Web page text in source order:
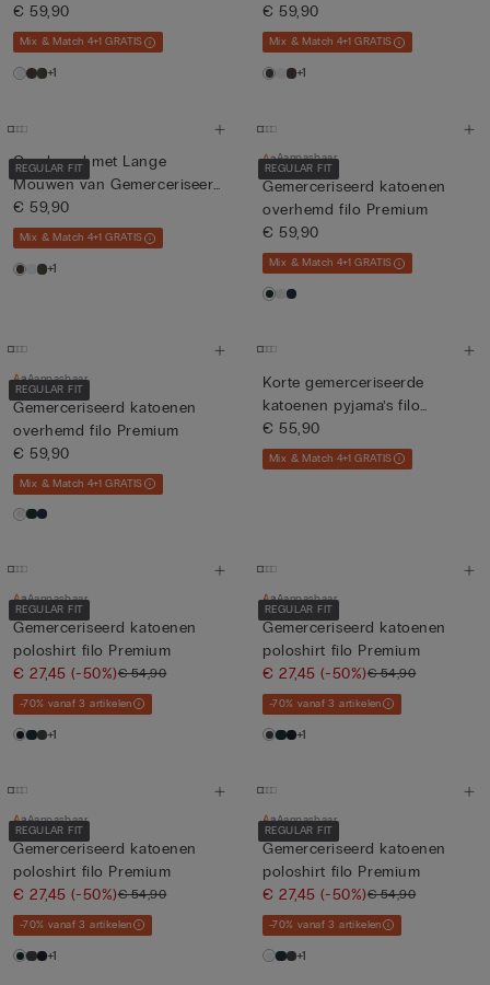
Katoe...
€ 59,90
Mix & Match 4+1 GRATIS
+1
Katoe...
€ 59,90
Mix & Match 4+1 GRATIS
+1
REGULAR FIT
Overhemd met Lange
Mouwen van Gemerceriseerd
Katoe...
€ 59,90
Mix & Match 4+1 GRATIS
+1
REGULAR FIT
Aanpasbaar
Gemerceriseerd katoenen
overhemd filo Premium
€ 59,90
Mix & Match 4+1 GRATIS
REGULAR FIT
Aanpasbaar
Gemerceriseerd katoenen
overhemd filo Premium
€ 59,90
Mix & Match 4+1 GRATIS
Korte gemerceriseerde
katoenen pyjama’s filo
Premi...
€ 55,90
Mix & Match 4+1 GRATIS
REGULAR FIT
Aanpasbaar
Gemerceriseerd katoenen
poloshirt filo Premium
€ 27,45(-50%)€ 54,90
-70% vanaf 3 artikelen
+1
REGULAR FIT
Aanpasbaar
Gemerceriseerd katoenen
poloshirt filo Premium
€ 27,45(-50%)€ 54,90
-70% vanaf 3 artikelen
+1
REGULAR FIT
Aanpasbaar
Gemerceriseerd katoenen
poloshirt filo Premium
€ 27,45(-50%)€ 54,90
-70% vanaf 3 artikelen
+1
REGULAR FIT
Aanpasbaar
Gemerceriseerd katoenen
poloshirt filo Premium
€ 27,45(-50%)€ 54,90
-70% vanaf 3 artikelen
+1